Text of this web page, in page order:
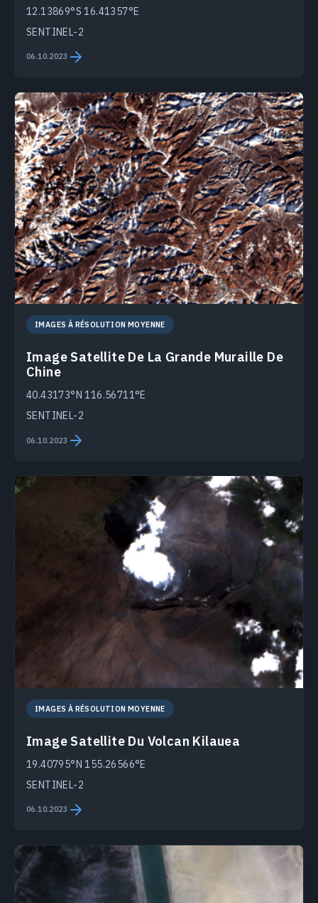
12.13869°S 16.41357°E
SENTINEL-2
06.10.2023
IMAGES À RÉSOLUTION MOYENNE
Image Satellite De La Grande Muraille De
Chine
40.43173°N 116.56711°E
SENTINEL-2
06.10.2023
IMAGES À RÉSOLUTION MOYENNE
Image Satellite Du Volcan Kilauea
19.40795°N 155.26566°E
SENTINEL-2
06.10.2023